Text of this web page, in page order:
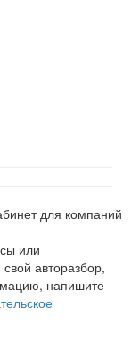
для компаний
или
авторазбор,
напишите